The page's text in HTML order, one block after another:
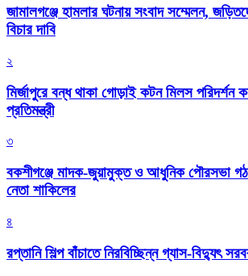
জামালগঞ্জে হামলার ঘটনায় সংবাদ সম্মেলন,
বিচার দাবি
২
মির্জাপুরে বন্ধ থাকা গোড়াই কটন মিলস পরিদর্শন
প্রতিমন্ত্রী
৩
বকশীগঞ্জে মাদক-জুয়ামুক্ত ও আধুনিক পৌরসভা
নেতা শাকিলের
৪
রপ্তানি শিল্প বাঁচাতে নিরবিচ্ছিন্ন গ্যাস-বিদ্যুৎ